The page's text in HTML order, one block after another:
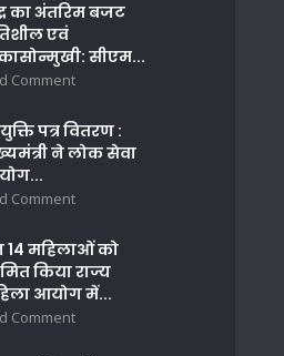
का अंतरिम बजट
एवं
सीएम...
Comment
पत्र वितरण :
ने लोक सेवा
Comment
14 महिलाओं को
किया राज्य
आयोग में...
Comment